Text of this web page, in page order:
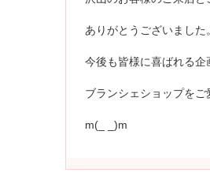
ありがとうございました
今後も皆様に喜ばれる
ブランシェショップを
m(_ _)m